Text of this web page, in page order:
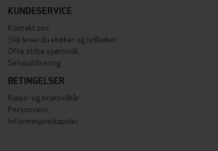
KUNDESERVICE
Kontakt oss
Slik leser du ebøker og lydbøker
Ofte stilte spørsmål
Selvpublisering
BETINGELSER
Kjøps- og bruksvilkår
Personvern
Informasjonskapsler